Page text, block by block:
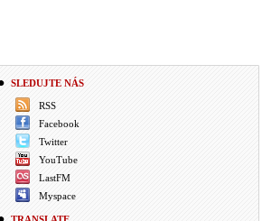
SLEDUJTE NÁS
RSS
Facebook
Twitter
YouTube
LastFM
Myspace